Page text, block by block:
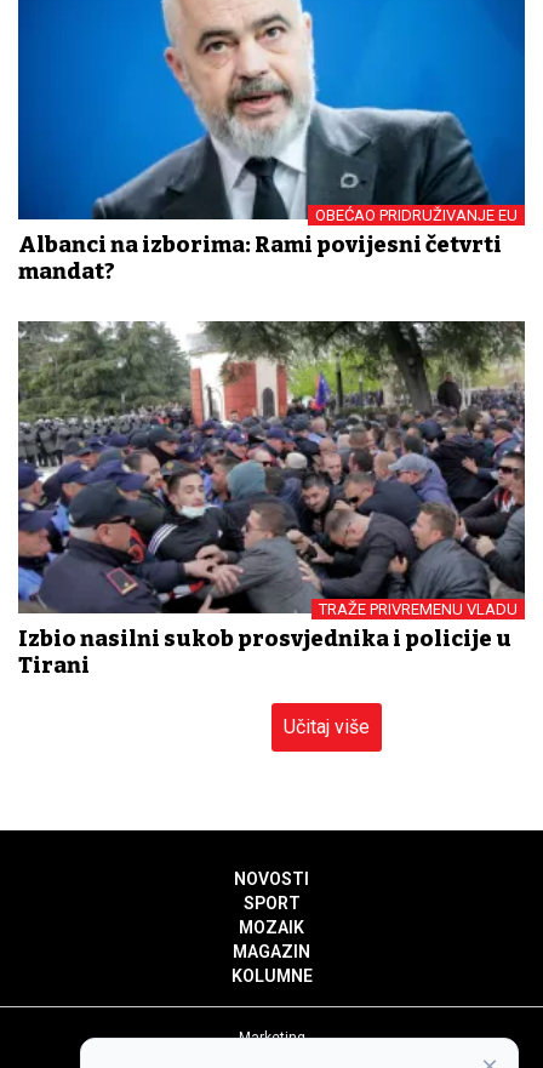
OBEĆAO PRIDRUŽIVANJE EU
Albanci na izborima: Rami povijesni četvrti
mandat?
TRAŽE PRIVREMENU VLADU
Izbio nasilni sukob prosvjednika i policije u
Tirani
Učitaj više
NOVOSTI
SPORT
MOZAIK
MAGAZIN
KOLUMNE
Marketing